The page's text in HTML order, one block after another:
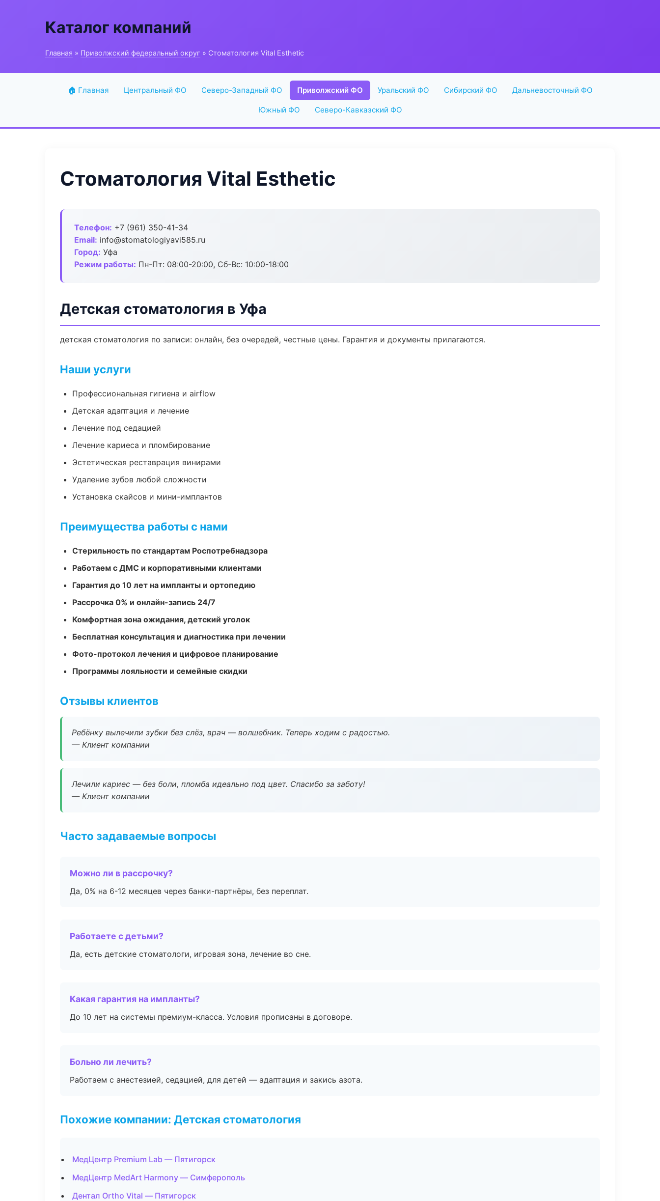
Каталог компаний
Главная » Приволжский федеральный округ » Стоматология Vital Esthetic
🏠 Главная Центральный ФО Северо-Западный ФО Приволжский ФО Уральский ФО Сибирский ФО Дальневосточный ФО
Южный ФО Северо-Кавказский ФО
Стоматология Vital Esthetic
Телефон: +7 (961) 350-41-34
Email: info@stomatologiyavi585.ru
Город: Уфа
Режим работы: Пн-Пт: 08:00-20:00, Сб-Вс: 10:00-18:00
Детская стоматология в Уфа
детская стоматология по записи: онлайн, без очередей, честные цены. Гарантия и документы прилагаются.
Наши услуги
Профессиональная гигиена и airflow
Детская адаптация и лечение
Лечение под седацией
Лечение кариеса и пломбирование
Эстетическая реставрация винирами
Удаление зубов любой сложности
Установка скайсов и мини-имплантов
Преимущества работы с нами
Стерильность по стандартам Роспотребнадзора
Работаем с ДМС и корпоративными клиентами
Гарантия до 10 лет на импланты и ортопедию
Рассрочка 0% и онлайн-запись 24/7
Комфортная зона ожидания, детский уголок
Бесплатная консультация и диагностика при лечении
Фото-протокол лечения и цифровое планирование
Программы лояльности и семейные скидки
Отзывы клиентов
Ребёнку вылечили зубки без слёз, врач — волшебник. Теперь ходим с радостью.
— Клиент компании
Лечили кариес — без боли, пломба идеально под цвет. Спасибо за заботу!
— Клиент компании
Часто задаваемые вопросы
Можно ли в рассрочку?
Да, 0% на 6-12 месяцев через банки-партнёры, без переплат.
Работаете с детьми?
Да, есть детские стоматологи, игровая зона, лечение во сне.
Какая гарантия на импланты?
До 10 лет на системы премиум-класса. Условия прописаны в договоре.
Больно ли лечить?
Работаем с анестезией, седацией, для детей — адаптация и закись азота.
Похожие компании: Детская стоматология
МедЦентр Premium Lab — Пятигорск
МедЦентр MedArt Harmony — Симферополь
Дентал Ortho Vital — Пятигорск